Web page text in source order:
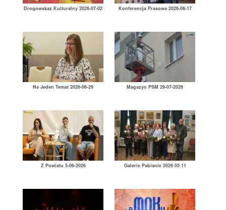
Drogowskaz Kulturalny 2026-07-02 Konferencja Prasowa 2026-06-17
Na Jeden Temat 2026-06-29 Magazyn PSM 29-07-2026
Z Powiatu 5-06-2026 Galerie Pabianic 2026 05 11